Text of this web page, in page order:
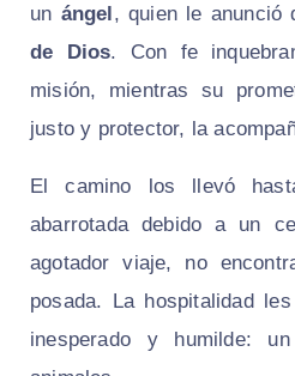
un ángel, quien le anunció
de Dios. Con fe
misión, mientras su
justo y protector, la
El camino los llevó
abarrotada debido a un
agotador viaje, no
posada. La hospitalidad
inesperado y humilde: